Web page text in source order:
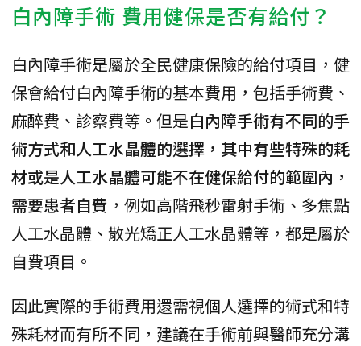
白內障手術 費用健保是否有給付？
白內障手術是屬於全民健康保險的給付項目，健
保會給付白內障手術的基本費用，包括手術費、
麻醉費、診察費等。但是白內障手術有不同的手
術方式和人工水晶體的選擇，其中有些特殊的耗
材或是人工水晶體可能不在健保給付的範圍內，
需要患者自費 ，例如高階飛秒雷射手術、多焦點
人工水晶體、散光矯正人工水晶體等，都是屬於
自費項目。
因此實際的手術費用還需視個人選擇的術式和特
殊耗材而有所不同，建議在手術前與醫師充分溝